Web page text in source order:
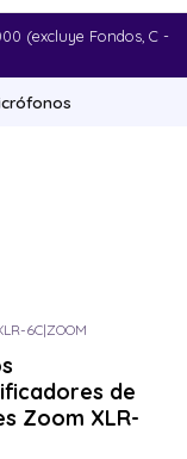
(excluye Fondos, C -
6C|ZOOM
de
Zoom XLR-